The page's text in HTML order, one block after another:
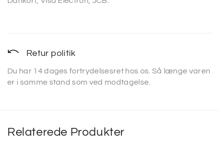
Retur politik
Du har 14 dages fortrydelsesret hos os. Så længe varen
er i samme stand som ved modtagelse.
Relaterede Produkter